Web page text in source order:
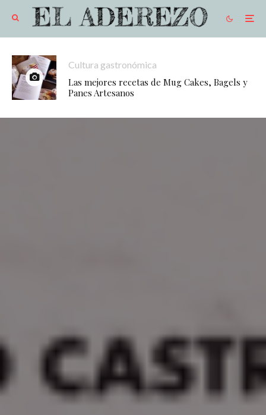
Cultura gastronómica
Las mejores recetas de Mug Cakes, Bagels y
Panes Artesanos